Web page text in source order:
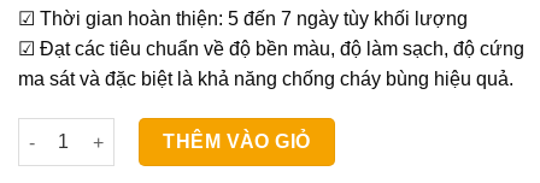
☑ Thời gian hoàn thiện: 5 đến 7 ngày tùy khối lượng
☑ Đạt các tiêu chuẩn về độ bền màu, độ làm sạch, độ cứng
ma sát và đặc biệt là khả năng chống cháy bùng hiệu quả.
Rèm Cầu Vồng Modero El Paso số lượng
THÊM VÀO GIỎ